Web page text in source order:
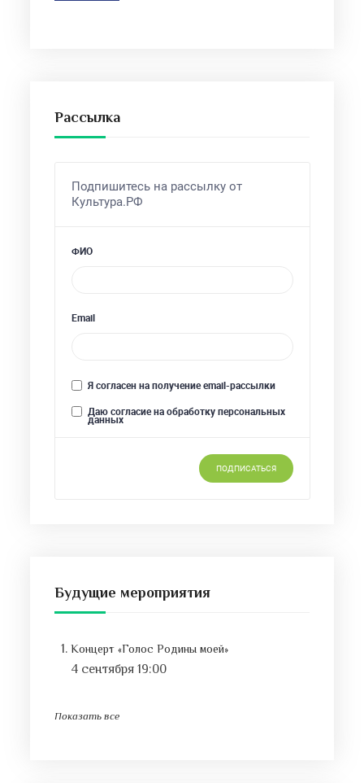
Рассылка
Будущие мероприятия
Концерт «Голос Родины моей»
4 сентября 19:00
Показать все